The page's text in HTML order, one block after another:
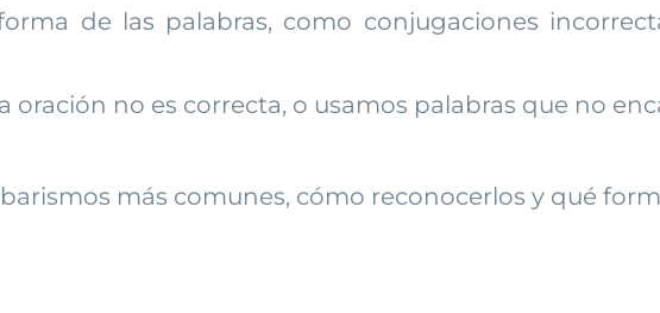
de las palabras, como conjugaciones
oración no es correcta, o usamos palabras que no
más comunes, cómo reconocerlos y qué